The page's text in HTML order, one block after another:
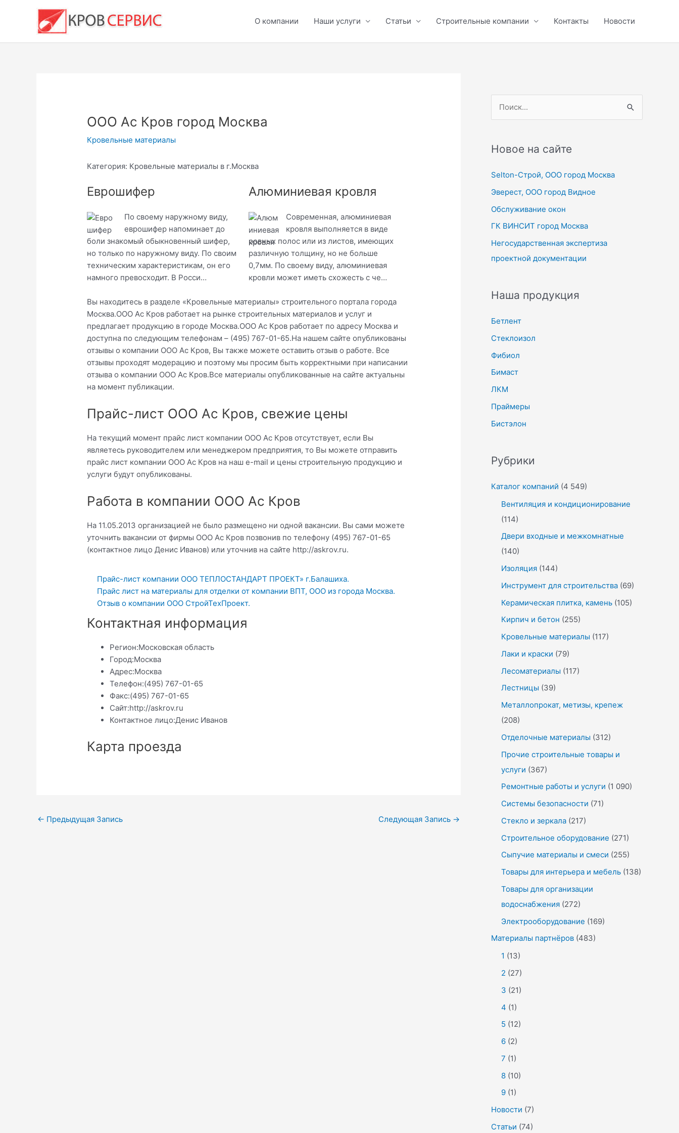
содержимому
О компании Наши услуги Статьи Строительные компании Контакты Новости
ООО Ас Кров город Москва
Кровельные материалы
Категория: Кровельные материалы в г.Москва
Еврошифер
По своему наружному виду,
еврошифер напоминает до
боли знакомый обыкновенный шифер,
но только по наружному виду. По своим
техническим характеристикам, он его
намного превосходит. В Росси…
Алюминиевая кровля
Современная, алюминиевая
кровля выполняется в виде
ровных полос или из листов, имеющих
различную толщину, но не больше
0,7мм. По своему виду, алюминиевая
кровли может иметь схожесть с че…
Вы находитесь в разделе «Кровельные материалы» строительного портала города
Москва.ООО Ас Кров работает на рынке строительных материалов и услуг и
предлагает продукцию в городе Москва.ООО Ас Кров работает по адресу Москва и
доступна по следующим телефонам – (495) 767-01-65.На нашем сайте опубликованы
отзывы о компании ООО Ас Кров, Вы также можете оставить отзыв о работе. Все
отзывы проходят модерацию и поэтому мы просим быть корректными при написании
отзыва о компании ООО Ас Кров.Все материалы опубликованные на сайте актуальны
на момент публикации.
Прайс-лист ООО Ас Кров, свежие цены
На текущий момент прайс лист компании ООО Ас Кров отсутствует, если Вы
являетесь руководителем или менеджером предприятия, то Вы можете отправить
прайс лист компании ООО Ас Кров на наш e-mail и цены строительную продукцию и
услуги будут опубликованы.
Работа в компании ООО Ас Кров
На 11.05.2013 организацией не было размещено ни одной вакансии. Вы сами можете
уточнить вакансии от фирмы ООО Ас Кров позвонив по телефону (495) 767-01-65
(контактное лицо Денис Иванов) или уточнив на сайте http://askrov.ru.
Прайс-лист компании ООО ТЕПЛОСТАНДАРТ ПРОЕКТ» г.Балашиха.
Прайс лист на материалы для отделки от компании ВПТ, ООО из города Москва.
Отзыв о компании ООО СтройТехПроект.
Контактная информация
Регион:Московская область
Город:Москва
Адрес:Москва
Телефон:(495) 767-01-65
Факс:(495) 767-01-65
Сайт:http://askrov.ru
Контактное лицо:Денис Иванов
Карта проезда
Навигация
← Предыдущая Запись Следующая Запись →
с
:
Новое на сайте
Selton-Строй, OOO город Москва
Эверест, ООО город Видное
Обслуживание окон
ГК ВИНСИТ город Москва
Негосударственная экспертиза
проектной документации
Наша продукция
Бетлент
Стеклоизол
Фибиол
Бимаст
ЛКМ
Праймеры
Бистэлон
Рубрики
Каталог компаний (4 549)
Вентиляция и кондиционирование
(114)
Двери входные и межкомнатные
(140)
Изоляция (144)
Инструмент для строительства (69)
Керамическая плитка, камень (105)
Кирпич и бетон (255)
Кровельные материалы (117)
Лаки и краски (79)
Лесоматериалы (117)
Лестницы (39)
Металлопрокат, метизы, крепеж
(208)
Отделочные материалы (312)
Прочие строительные товары и
услуги (367)
Ремонтные работы и услуги (1 090)
Системы безопасности (71)
Стекло и зеркала (217)
Строительное оборудование (271)
Сыпучие материалы и смеси (255)
Товары для интерьера и мебель (138)
Товары для организации
водоснабжения (272)
Электрооборудование (169)
Материалы партнёров (483)
1 (13)
2 (27)
3 (21)
4 (1)
5 (12)
6 (2)
7 (1)
8 (10)
9 (1)
Новости (7)
Статьи (74)